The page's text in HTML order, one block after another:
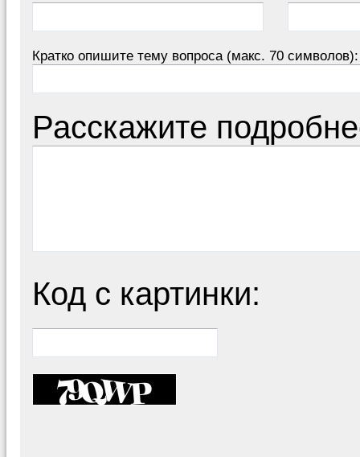
Кратко опишите тему вопроса (макс. 70 символов):
Расскажите
Код с картинки: